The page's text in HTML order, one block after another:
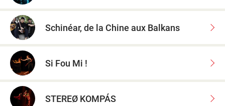
Schinéar, de la Chine aux Balkans
Si Fou Mi !
STEREØ KOMPÁS